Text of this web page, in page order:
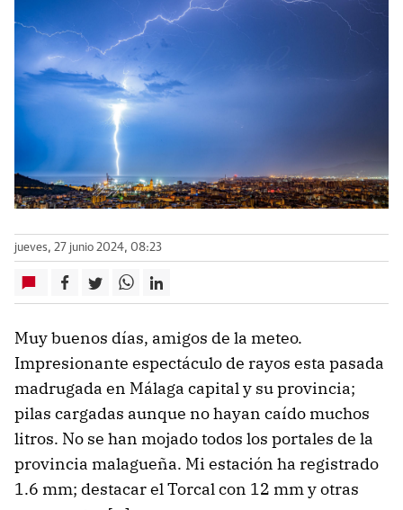
jueves, 27 junio 2024, 08:23
Muy buenos días, amigos de la meteo.
Impresionante espectáculo de rayos esta pasada
madrugada en Málaga capital y su provincia;
pilas cargadas aunque no hayan caído muchos
litros. No se han mojado todos los portales de la
provincia malagueña. Mi estación ha registrado
1.6 mm; destacar el Torcal con 12 mm y otras